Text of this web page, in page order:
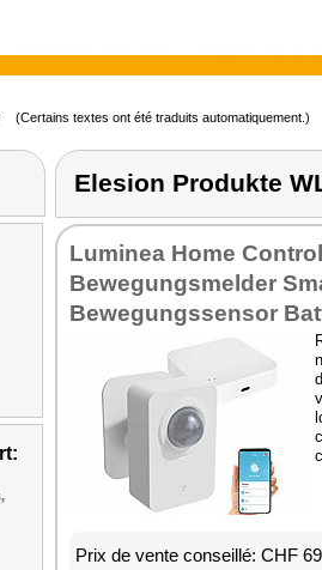
(Certains textes ont été traduits automatiquement.)
Elesion Produkte
Luminea Home Control
Bewegungsmelder
Bewegungssensor
Prix de vente conseillé: CHF